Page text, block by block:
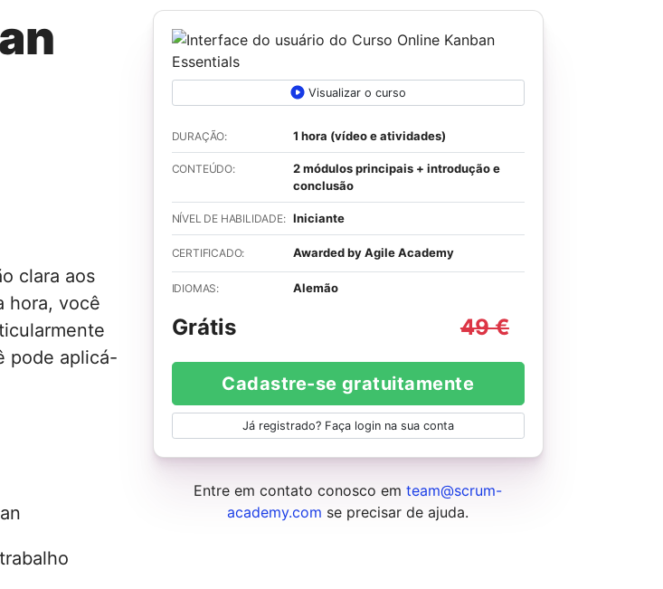
Visualizar o curso
DURAÇÃO: 1 hora (vídeo e atividades)
CONTEÚDO:
2 módulos principais + introdução e
conclusão
NÍVEL DE HABILIDADE: Iniciante
CERTIFICADO: Awarded by Agile Academy
IDIOMAS: Alemão
Grátis 49 €
Cadastre-se gratuitamente
Já registrado? Faça login na sua conta
Entre em contato conosco emteam@scrum-
academy.com se precisar de ajuda.
clara aos
hora, você
pode aplicá-